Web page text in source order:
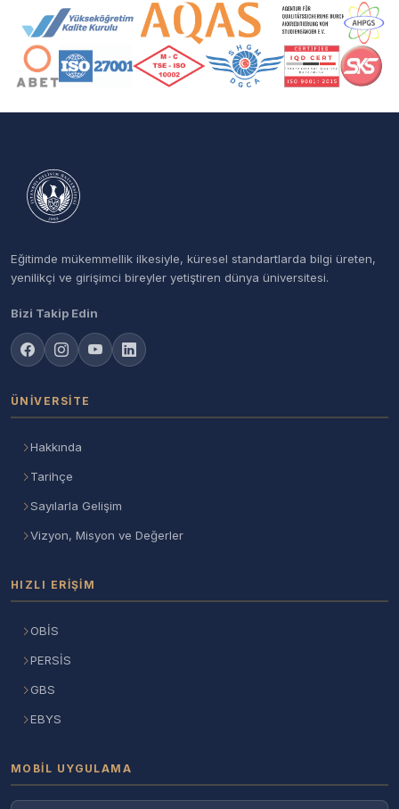
Akreditasyon ve Üyelik Logoları
Eğitimde mükemmellik ilkesiyle, küresel standartlarda bilgi üreten,
yenilikçi ve girişimci bireyler yetiştiren dünya üniversitesi.
Bizi Takip Edin
ÜNIVERSITE
Hakkında
Tarihçe
Sayılarla Gelişim
Vizyon, Misyon ve Değerler
HIZLI ERIŞIM
OBİS
PERSİS
GBS
EBYS
MOBIL UYGULAMA